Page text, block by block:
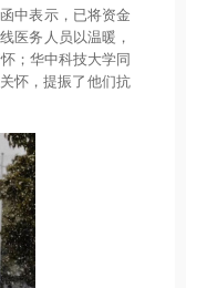
中表示，已将资金
医务人员以温暖，
；华中科技大学同
怀，提振了他们抗